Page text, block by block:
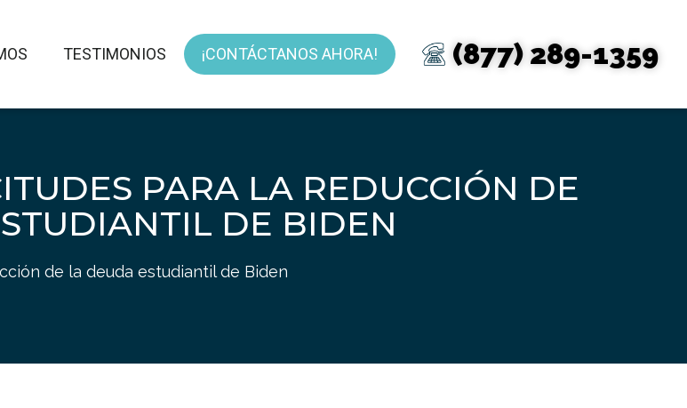
TESTIMONIOS ¡CONTÁCTANOS AHORA! (877) 289-1359
PARA LA REDUCCIÓN DE
DE BIDEN
de la deuda estudiantil de Biden